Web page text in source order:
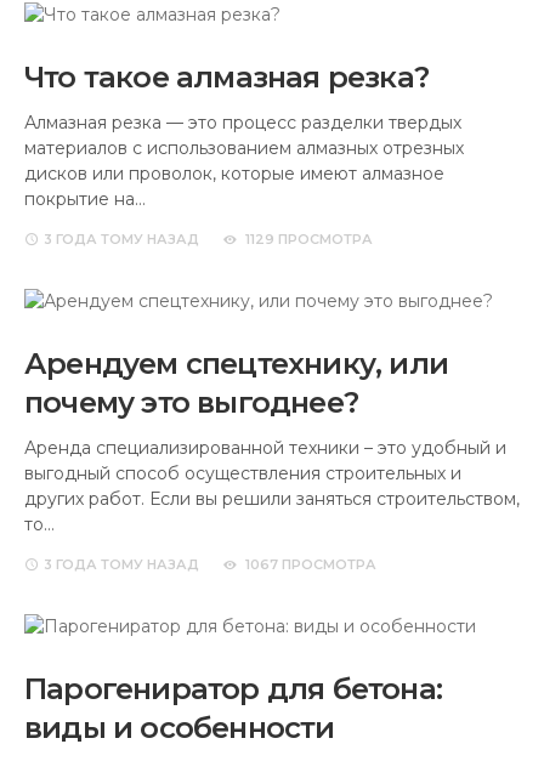
Что такое алмазная резка?
Алмазная резка — это процесс разделки твердых
материалов с использованием алмазных отрезных
дисков или проволок, которые имеют алмазное
покрытие на…
3 ГОДА ТОМУ НАЗАД 1129 ПРОСМОТРА
Арендуем спецтехнику, или
почему это выгоднее?
Аренда специализированной техники – это удобный и
выгодный способ осуществления строительных и
других работ. Если вы решили заняться строительством,
то…
3 ГОДА ТОМУ НАЗАД 1067 ПРОСМОТРА
Парогениратор для бетона:
виды и особенности